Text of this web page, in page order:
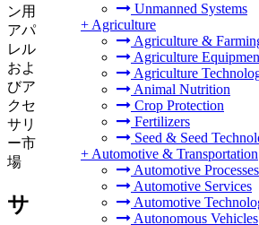
Unmanned Systems
+ Agriculture
Agriculture &
Agriculture
Agriculture
Animal Nutrition
Crop Protection
Fertilizers
Seed & Seed
+ Automotive & Transportation
Automotive Processes
Automotive Services
Automotive
Autonomous Vehicles
ン用
アパ
レル
およ
びア
クセ
サリ
ー市
場
サ